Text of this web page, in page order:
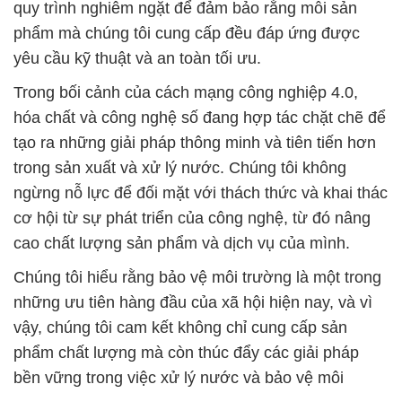
quy trình nghiêm ngặt để đảm bảo rằng mỗi sản
phẩm mà chúng tôi cung cấp đều đáp ứng được
yêu cầu kỹ thuật và an toàn tối ưu.
Trong bối cảnh của cách mạng công nghiệp 4.0,
hóa chất và công nghệ số đang hợp tác chặt chẽ để
tạo ra những giải pháp thông minh và tiên tiến hơn
trong sản xuất và xử lý nước. Chúng tôi không
ngừng nỗ lực để đối mặt với thách thức và khai thác
cơ hội từ sự phát triển của công nghệ, từ đó nâng
cao chất lượng sản phẩm và dịch vụ của mình.
Chúng tôi hiểu rằng bảo vệ môi trường là một trong
những ưu tiên hàng đầu của xã hội hiện nay, và vì
vậy, chúng tôi cam kết không chỉ cung cấp sản
phẩm chất lượng mà còn thúc đẩy các giải pháp
bền vững trong việc xử lý nước và bảo vệ môi